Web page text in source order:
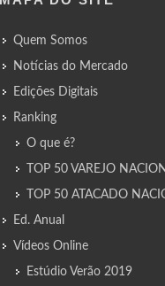
Quem Somos
Notícias do Mercado
Edições Digitais
Ranking
O que é?
TOP 50 VAREJO
TOP 50 ATACADO
Ed. Anual
Vídeos Online
Estúdio Verão 2019